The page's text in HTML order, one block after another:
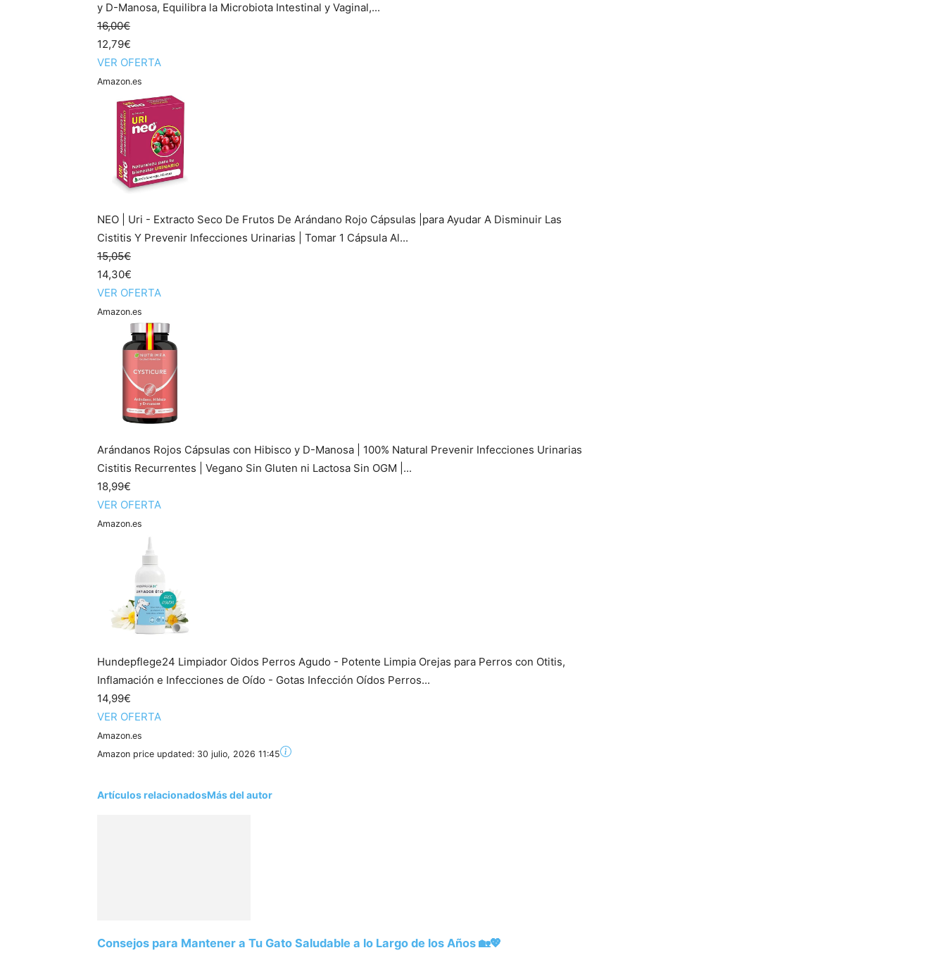
y D-Manosa, Equilibra la Microbiota Intestinal y Vaginal,...
16,00€
12,79€
VER OFERTA
Amazon.es
NEO | Uri - Extracto Seco De Frutos De Arándano Rojo Cápsulas |para Ayudar A Disminuir Las
Cistitis Y Prevenir Infecciones Urinarias | Tomar 1 Cápsula Al...
15,05€
14,30€
VER OFERTA
Amazon.es
Arándanos Rojos Cápsulas con Hibisco y D-Manosa | 100% Natural Prevenir Infecciones Urinarias
Cistitis Recurrentes | Vegano Sin Gluten ni Lactosa Sin OGM |...
18,99€
VER OFERTA
Amazon.es
Hundepflege24 Limpiador Oidos Perros Agudo - Potente Limpia Orejas para Perros con Otitis,
Inflamación e Infecciones de Oído - Gotas Infección Oídos Perros...
14,99€
VER OFERTA
Amazon.es
Amazon price updated: 30 julio, 2026 11:45
Artículos relacionadosMás del autor
Consejos para Mantener a Tu Gato Saludable a lo Largo de los Años 🏡💖